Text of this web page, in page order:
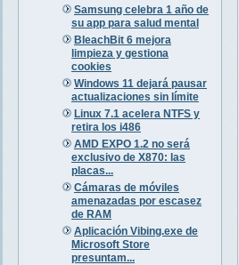
Samsung celebra 1 año de
su app para salud mental
BleachBit 6 mejora
limpieza y gestiona
cookies
Windows 11 dejará pausar
actualizaciones sin límite
Linux 7.1 acelera NTFS y
retira los i486
AMD EXPO 1.2 no será
exclusivo de X870: las
placas...
Cámaras de móviles
amenazadas por escasez
de RAM
Aplicación Vibing.exe de
Microsoft Store
presuntam...